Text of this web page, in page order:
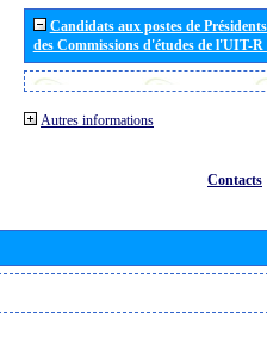
Candidats aux postes de
des Commissions d'études de l'UIT-
Autres informations
Contacts